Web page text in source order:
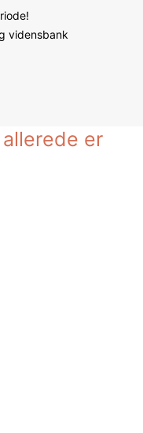
vidensbank
er